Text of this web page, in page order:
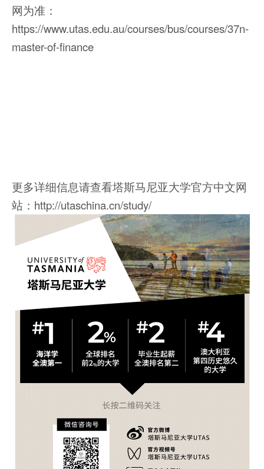
网为准：
https://www.utas.edu.au/courses/bus/courses/37n-
master-of-finance
更多详细信息请查看塔斯马尼亚大学官方中文网
站：http://utaschina.cn/study/